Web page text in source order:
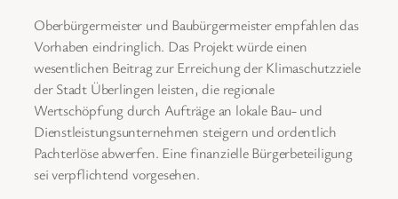
Oberbürgermeister und Baubürgermeister empfahlen das
Vorhaben eindringlich. Das Projekt würde einen
wesentlichen Beitrag zur Erreichung der Klimaschutzziele
der Stadt Überlingen leisten, die regionale
Wertschöpfung durch Aufträge an lokale Bau- und
Dienstleistungsunternehmen steigern und ordentlich
Pachterlöse abwerfen. Eine finanzielle Bürgerbeteiligung
sei verpflichtend vorgesehen.